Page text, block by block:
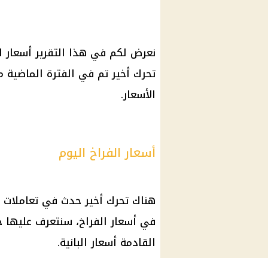
نعرض لكم في هذا التقرير أسعار
تحرك أخير تم في الفترة
الأسعار.
أسعار الفراخ اليوم
هناك تحرك أخير حدث في تعاملات
في أسعار الفراخ، سنتعرف
القادمة أسعار البانية.